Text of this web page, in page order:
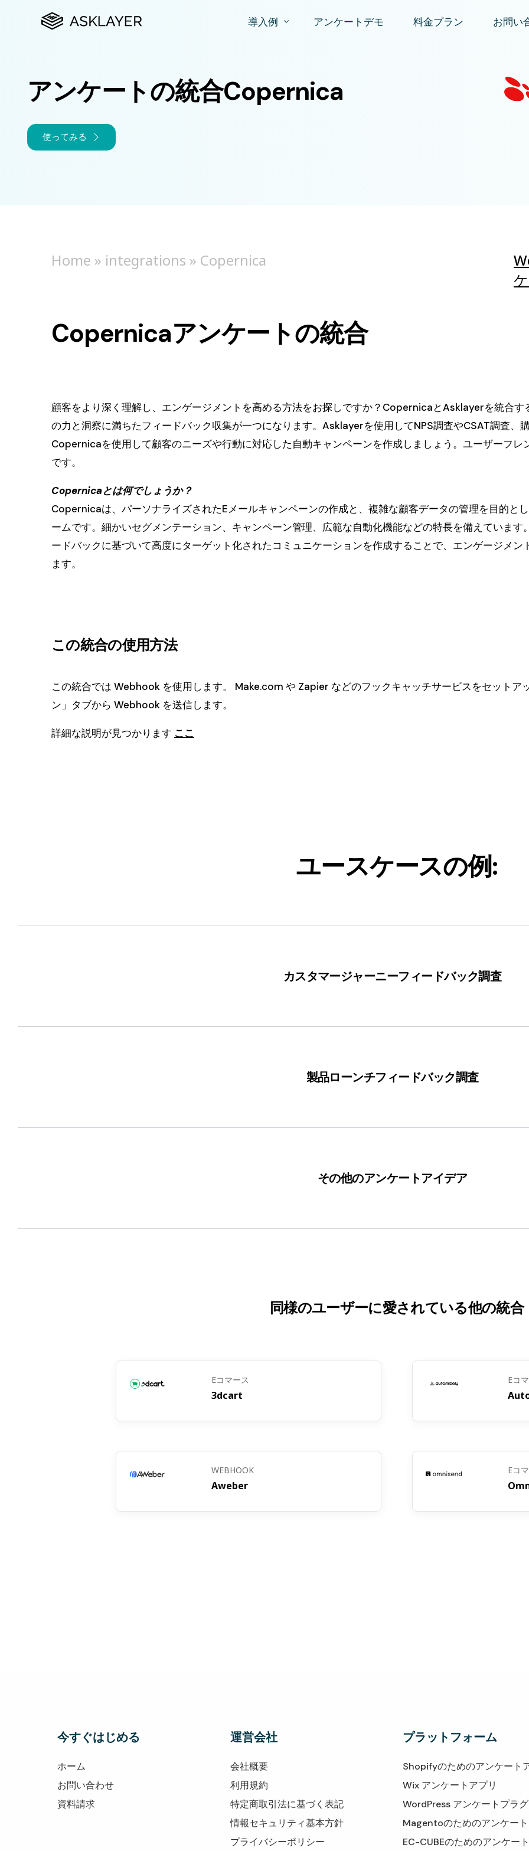
導入例
カスタマー エクスペリエンス (CX) 調査ツール
アンケートデモ 料金プラン お問い
資料請
アンケートの統合Copernica
使ってみる
Home » integrations » Copernica
Copernicaアンケートの統合
顧客をより深く理解し、エンゲージメントを高める方法をお探しですか？CopernicaとAsklayerを統合
の力と洞察に満ちたフィードバック収集が一つになります。Asklayerを使用してNPS調査やCSAT調査、
Copernicaを使用して顧客のニーズや行動に対応した自動キャンペーンを作成しましょう。ユーザーフ
です。
Copernicaとは何でしょうか？
Copernicaは、パーソナライズされたEメールキャンペーンの作成と、複雑な顧客データの管理を目的と
ームです。細かいセグメンテーション、キャンペーン管理、広範な自動化機能などの特長を備えていま
ードバックに基づいて高度にターゲット化されたコミュニケーションを作成することで、エンゲージメ
ます。
この統合の使用方法
この統合では Webhook を使用します。 Make.com や Zapier などのフックキャッチサービスをセットア
ン」タブから Webhook を送信します。
詳細な説明が見つかります ここ
ユースケースの例:
カスタマージャーニーフィードバック調査
Copernicaで特定のフィードバックに基づいたパーソナライズされたフォローアップキャンペー
製品ローンチフィードバック調査
使用します。このデータは課題に対処したり、特長を強調するヒントになります。さらに
その他のアンケートアイデア
季節ごとのキャンペーンフィードバック調査：季節ごとのマーケティングキャンペーンを実施し
イベント評価調査：ウェビナーやオンラインイベントの開催後、参加者にアンケートを送り、イ
ョン、または全体的な体験に関するフィードバックを収集します。回答を使用して将来のイベン
ンテンツでフォローアップを行います。
同様のユーザーに愛されている他の統合
Eコマース
3dcart
Eコ
WEBHOOK
Aweber
Eコ
今すぐはじめる
ホーム
お問い合わせ
資料請求
運営会社
会社概要
利用規約
特定商取引法に基づく表記
情報セキュリティ基本方針
プライバシーポリシー
プラットフォーム
Shopifyのためのアンケート
Wix アンケートアプリ
WordPress アンケートプラ
Magentoのためのアンケート
EC-CUBEのためのアンケー